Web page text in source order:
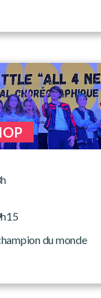
du monde